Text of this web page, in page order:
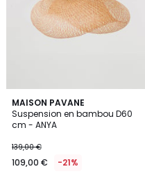
MAISON PAVANE
Suspension en bambou D60
cm - ANYA
139,00 €
109,00 € -21%